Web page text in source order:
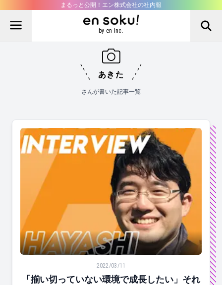
まるっと公開！エン株式会社の社内報
by en Inc.
あきた
さんが書いた記事一覧
「揃い切っていない環境で成長したい」それが入社の
2022/03/11
「揃い切っていない環境で成長したい」それ